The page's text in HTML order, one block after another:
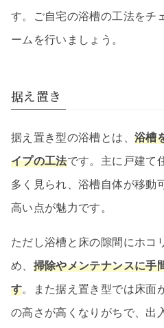
す。ご自宅の浴槽の工法をチ
ームを行いましょう。
据え置き
据え置き型の浴槽とは、 浴槽
イプの工法です。主に戸建て
多く見られ、浴槽自体が移動
高い点が魅力です。
ただし浴槽と床の隙間にホコ
め、 掃除やメンテナンスに手
す。また据え置き型では床面
の高さが高くなりがちで、出